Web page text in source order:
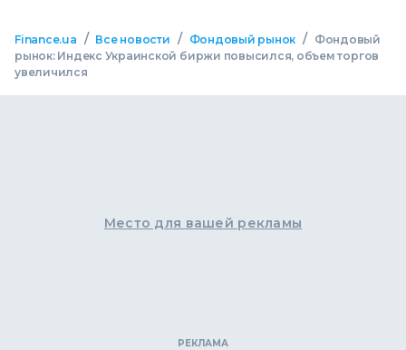
Finance.ua / Все новости / Фондовый рынок /
Фондовый
рынок: Индекс Украинской биржи повысился, объем торгов
увеличился
Место для вашей рекламы